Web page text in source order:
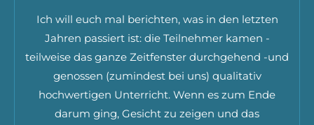
Ich will euch mal berichten, was in den letzten
Jahren passiert ist: die Teilnehmer kamen -
teilweise das ganze Zeitfenster durchgehend -und
genossen (zumindest bei uns) qualitativ
hochwertigen Unterricht. Wenn es zum Ende
darum ging, Gesicht zu zeigen und das